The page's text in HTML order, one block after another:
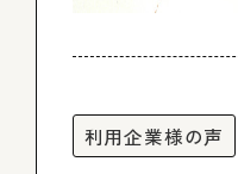
利用企業様の声